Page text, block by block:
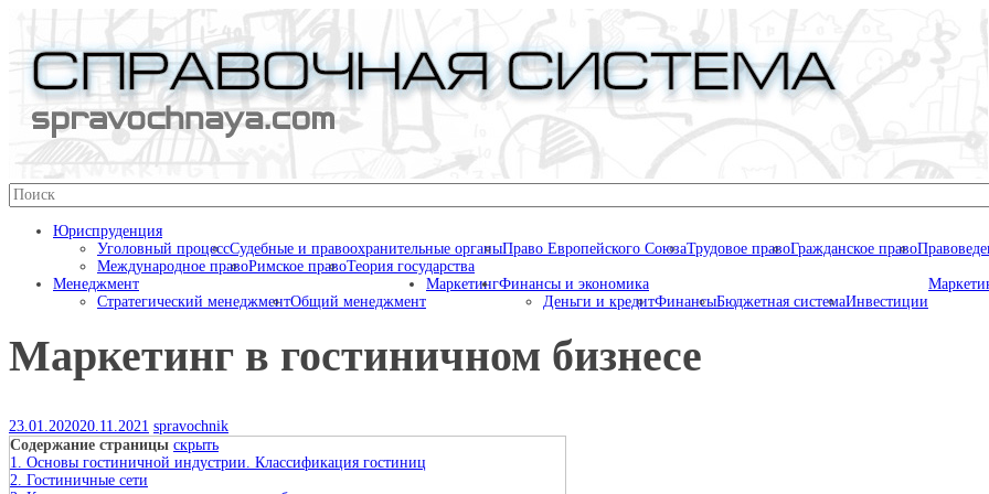
содержимому
Справочная
Юриспруденция
Уголовный процессСудебные и правоохранительные органыПраво Европейского СоюзаТрудовое правоГражданское право
Международное правоРимское правоТеория государства
Менеджмент
Стратегический менеджментОбщий менеджмент
МаркетингФинансы и экономика
Деньги и кредитФинансыБюджетная системаИнвестиции
Маркетинг в гостиничном бизнесе
23.01.202020.11.2021 spravochnik
Содержание страницы скрыть
1. Основы гостиничной индустрии. Классификация гостиниц
2. Гостиничные сети